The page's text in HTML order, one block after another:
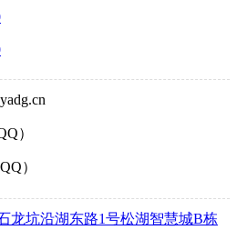
）
）
龙坑沿湖东路1号松湖智慧城B栋